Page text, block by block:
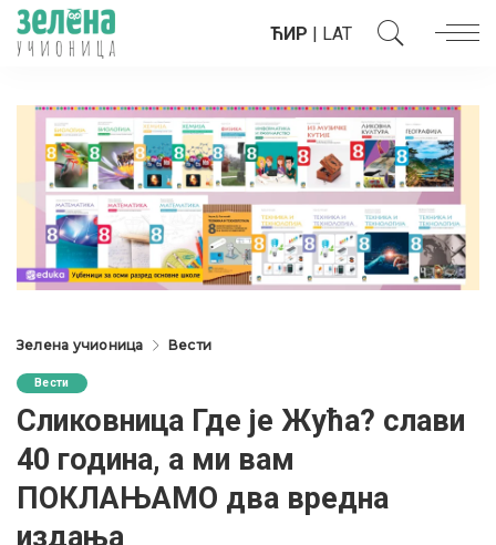
ЋИР | LAT
Зелена учионица Вести
Вести
Сликовница Где је Жућа? слави
40 година, а ми вам
ПОКЛАЊАМО два вредна
издања